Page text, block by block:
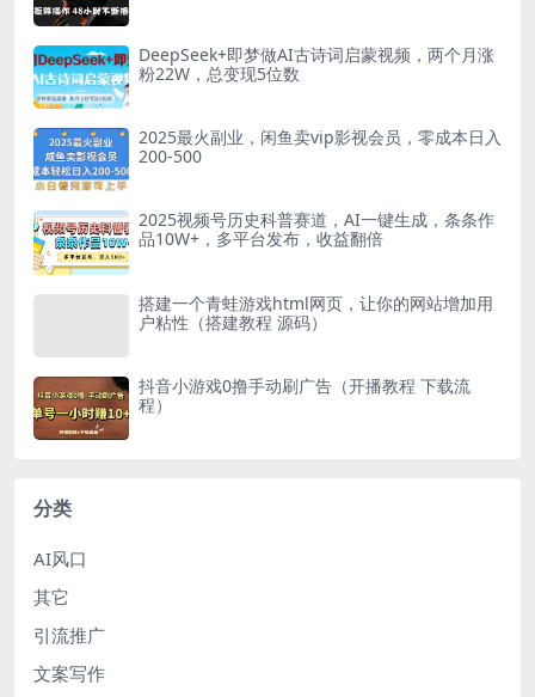
DeepSeek+即梦做AI古诗词启蒙视频，两个月涨
粉22W，总变现5位数
2025最火副业，闲鱼卖vip影视会员，零成本日入
200-500
2025视频号历史科普赛道，AI一键生成，条条作
品10W+，多平台发布，收益翻倍
搭建一个青蛙游戏html网页，让你的网站增加用
户粘性（搭建教程 源码）
抖音小游戏0撸手动刷广告（开播教程 下载流
程）
分类
AI风口
其它
引流推广
文案写作